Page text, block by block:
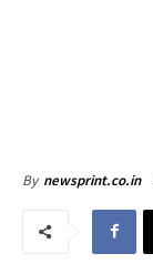
By newsprint.co.in